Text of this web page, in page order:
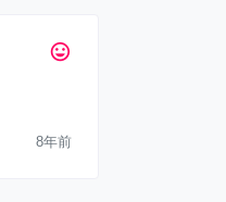
tag_faces
8年前